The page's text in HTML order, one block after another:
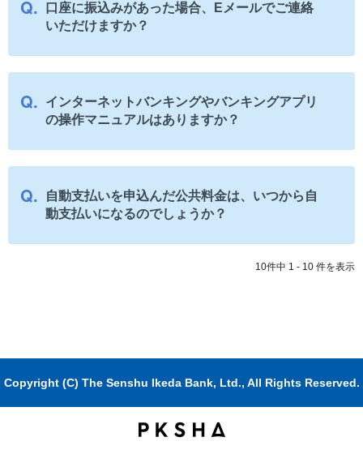
口座に振込みがあった場合、Eメールでご連絡
いただけますか？
インターネットバンキングやバンキングアプリ
の操作マニュアルはありますか？
自動支払いを申込んだ公共料金は、いつから自
動支払いになるのでしょうか？
10件中 1 - 10 件を表示
Copyright (C) The Senshu Ikeda Bank, Ltd., All Rights Reserved.